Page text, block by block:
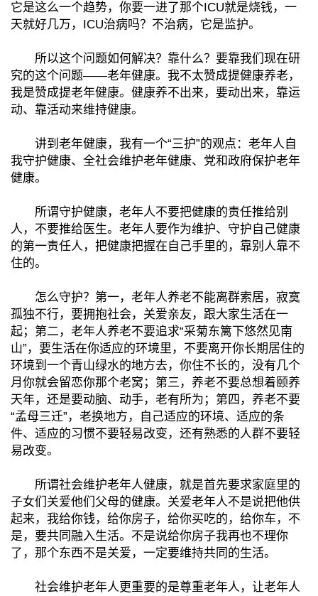
它是这么一个趋势，你要一进了那个ICU就是烧钱，一
天就好几万，ICU治病吗？不治病，它是监护。
所以这个问题如何解决？靠什么？要靠我们现在研
究的这个问题——老年健康。我不太赞成提健康养老，
我是赞成提老年健康。健康养不出来，要动出来，靠运
动、靠活动来维持健康。
讲到老年健康，我有一个“三护”的观点：老年人自
我守护健康、全社会维护老年健康、党和政府保护老年
健康。
所谓守护健康，老年人不要把健康的责任推给别
人，不要推给医生。老年人要作为维护、守护自己健康
的第一责任人，把健康把握在自己手里的，靠别人靠不
住的。
怎么守护？第一，老年人养老不能离群索居，寂寞
孤独不行，要拥抱社会，关爱亲友，跟大家生活在一
起；第二，老年人养老不要追求“采菊东篱下悠然见南
山”，要生活在你适应的环境里，不要离开你长期居住的
环境到一个青山绿水的地方去，你住不长的，没有几个
月你就会留恋你那个老窝；第三，养老不要总想着颐养
天年，还是要动脑、动手，老有所为；第四，养老不要
“孟母三迁”，老换地方，自己适应的环境、适应的条
件、适应的习惯不要轻易改变，还有熟悉的人群不要轻
易改变。
所谓社会维护老年人健康，就是首先要求家庭里的
子女们关爱他们父母的健康。关爱老年人不是说把他供
起来，我给你钱，给你房子，给你买吃的，给你车，不
是，要共同融入生活。不是说给你房子我再也不理你
了，那个东西不是关爱，一定要维持共同的生活。
社会维护老年人更重要的是尊重老年人，让老年人